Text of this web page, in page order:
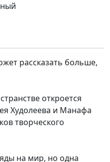
рассказать больше,
откроется
Худолеева и Манафа
творческого
на мир, но одна